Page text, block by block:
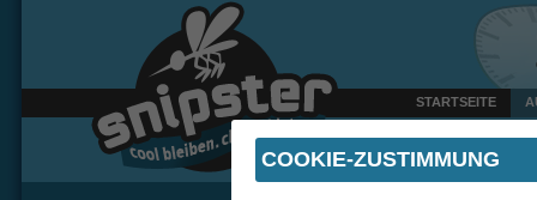
STARTSEITE
Heute um 10:02 Uhr
COOKIE-ZUSTIMMUNG